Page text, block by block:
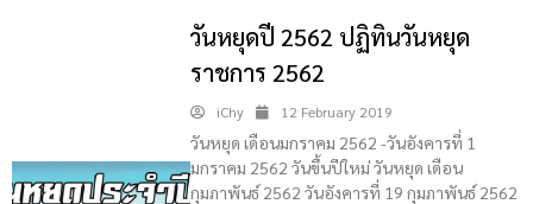
วันหยุดปี 2562 ปฏิทินวันหยุด
ราชการ 2562
iChy 12 February 2019
วันหยุด เดือนมกราคม 2562 -วันอังคารที่ 1
มกราคม 2562 วันขึ้นปีใหม่ วันหยุด เดือน
กุมภาพันธ์ 2562 วันอังคารที่ 19 กุมภาพันธ์ 2562